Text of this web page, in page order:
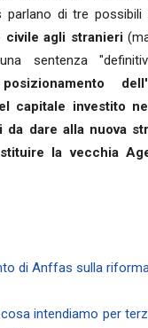
di tre possibili
civile agli stranieri
sentenza
capitale investito
dare alla nuova
la vecchia
di Anffas sulla
intendiamo per